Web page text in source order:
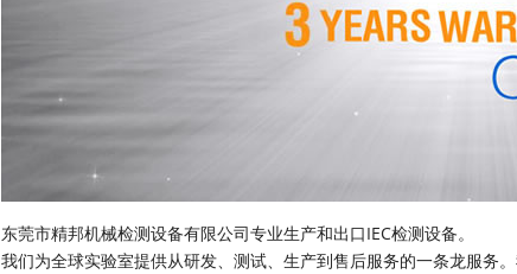
东莞市精邦机械检测设备有限公司专业生产和出口IEC检测设备。
我们为全球实验室提供从研发、测试、生产到售后服务的一条龙服务